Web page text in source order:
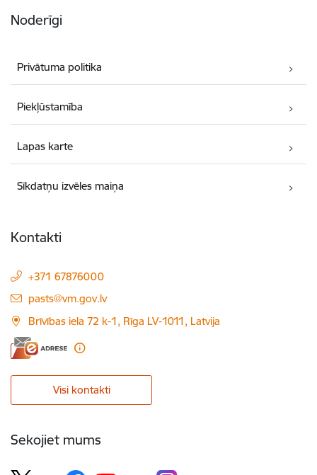
Noderīgi
Privātuma politika
Piekļūstamība
Lapas karte
Sīkdatņu izvēles maiņa
Kontakti
+371 67876000
E-pasts:
pasts@vm.gov.lv
Brīvības iela 72 k-1, Rīga LV-1011, Latvija
Visi kontakti
Sekojiet mums